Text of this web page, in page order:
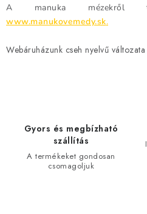
s
e
l
e
A manuka mézekről
www.manukovemedy.sk.
Webáruházunk cseh nyelvű változata
Gyors és megbízható
szállítás
A termékeket gondosan
csomagoljuk